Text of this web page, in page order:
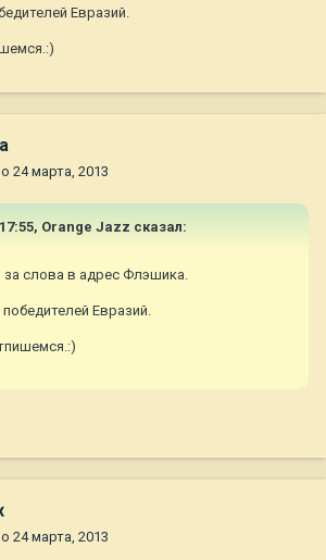
Евразий.
24 марта, 2013
Orange Jazz сказал:
слова в адрес Флэшика.
Евразий.
24 марта, 2013